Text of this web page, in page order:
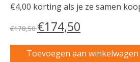
€4,00 korting als je ze samen
€178,50€174,50
Toevoegen aan winkelwagen